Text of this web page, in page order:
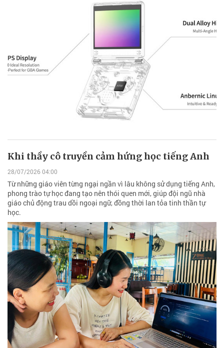
Khi thầy cô truyền cảm hứng học tiếng Anh
28/07/2026 04:00
Từ những giáo viên từng ngại ngần vì lâu không sử dụng tiếng Anh,
phong trào tự học đang tạo nên thói quen mới, giúp đội ngũ nhà
giáo chủ động trau dồi ngoại ngữ, đồng thời lan tỏa tinh thần tự
học.